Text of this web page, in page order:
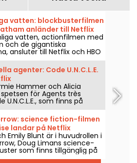
vatten: blockbusterfilmen
anländer till Netflix
vatten, actionfilmen med
och de gigantiska
ansluter till Netflix och HBO
2026.
agenter: Code U.N.C.L.E.
Hammer och Alicia
för Agents très
U.N.C.L.E., som finns på
med den 6 augusti 2026.
science fiction-filmen
landar på Netflix
Emily Blunt är i huvudrollen i
Doug Limans science-
som finns tillgänglig på
med den 6 augusti 2026.